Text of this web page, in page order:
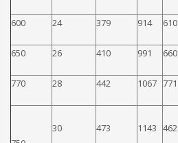
600 24 379 914 610
650 26 410 991 660
770 28 442 1067 771
30 473 1143 462